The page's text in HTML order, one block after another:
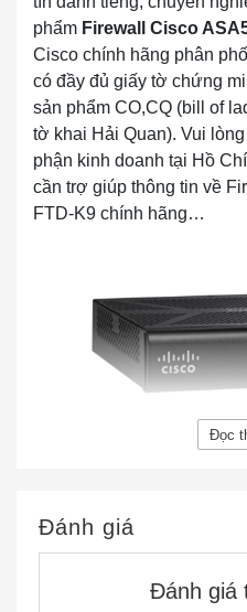
phẩm Firewall Cisco
Cisco chính hãng phân
có đầy đủ giấy tờ chứng
sản phẩm CO,CQ (bill of
tờ khai Hải Quan). Vui
phận kinh doanh tại Hồ
cần trợ giúp thông tin về
FTD-K9 chính hãng…
ASA5506W-A-FTD-
Thông số nhanh của
Bảng thông số nhanh
Đọc
Đánh giá
Đánh giá